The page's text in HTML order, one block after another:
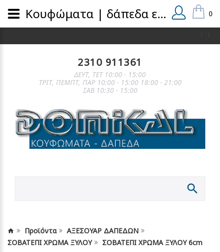
0
2310 911361
ΔΕΥΤ, ΤΕΤ 10:00 - 15:00
ΤΡΙΤ, ΠΕΜΠΤ, ΠΑΡ 10:00 - 15:00 18:00 - 21:00
ΣΑΒ 10:30 - 15:00
Προϊόντα
ΑΞΕΣΟΥΑΡ ΔΑΠΕΔΩΝ
ΣΟΒΑΤΕΠΙ ΧΡΩΜΑ ΞΥΛΟΥ
ΣΟΒΑΤΕΠΙ ΧΡΩΜΑ ΞΥΛΟΥ 6cm
Κουφώματα | δάπεδα εσωτερικά και εξωτερικά | domical.gr